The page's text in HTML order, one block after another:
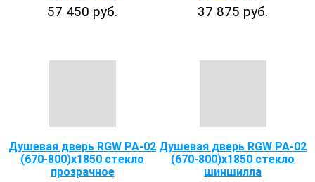
57 450 руб. 37 875 руб.
Душевая дверь RGW PA-02
(670-800)x1850 стекло
прозрачное
Душевая дверь RGW PA-02
(670-800)x1850 стекло
шиншилла